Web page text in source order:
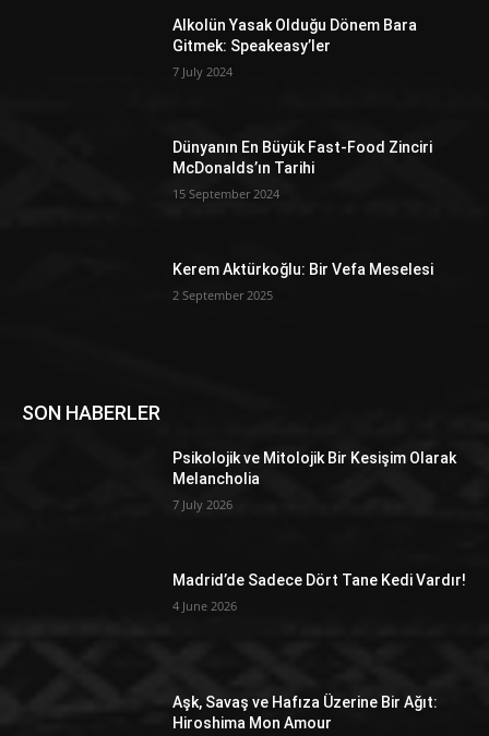
Alkolün Yasak Olduğu Dönem Bara
Gitmek: Speakeasy’ler
7 July 2024
Dünyanın En Büyük Fast-Food Zinciri
McDonalds’ın Tarihi
15 September 2024
Kerem Aktürkoğlu: Bir Vefa Meselesi
2 September 2025
SON HABERLER
Psikolojik ve Mitolojik Bir Kesişim Olarak
Melancholia
7 July 2026
Madrid’de Sadece Dört Tane Kedi Vardır!
4 June 2026
Aşk, Savaş ve Hafıza Üzerine Bir Ağıt:
Hiroshima Mon Amour